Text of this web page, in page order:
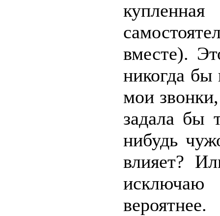
вместе).
никогда бы
мои
задала бы
нибудь
влияет?
вероятнее.